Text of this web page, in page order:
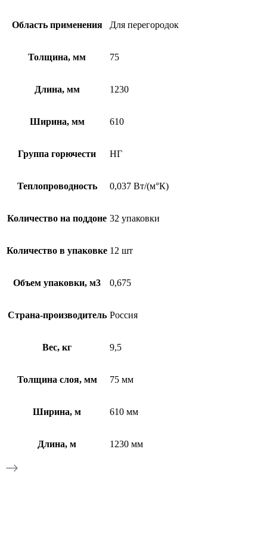
Область применения Для перегородок
Толщина, мм 75
Длина, мм 1230
Ширина, мм 610
Группа горючести НГ
Теплопроводность 0,037 Вт/(м°К)
Количество на поддоне 32 упаковки
Количество в упаковке 12 шт
Объем упаковки, м3 0,675
Страна-производитель Россия
Вес, кг 9,5
Толщина слоя, мм 75 мм
Ширина, м 610 мм
Длина, м 1230 мм